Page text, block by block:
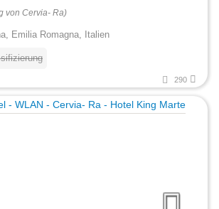
von Cervia- Ra)
Emilia Romagna, Italien
290